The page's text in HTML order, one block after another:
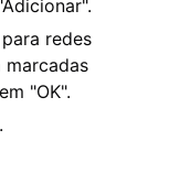
redes
marcadas
"OK".